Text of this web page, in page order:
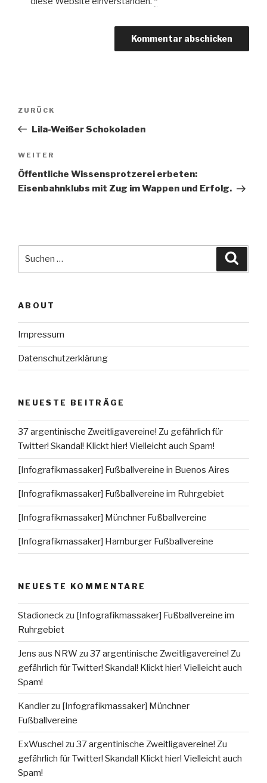
Beitragsnavigation
Vorheriger
Beitrag
ZURÜCK
Lila-Weißer Schokoladen
Nächster
Beitrag
WEITER
Öffentliche Wissensprotzerei erbeten:
Eisenbahnklubs mit Zug im Wappen und Erfolg.
ABOUT
Impressum
Datenschutzerklärung
NEUESTE BEITRÄGE
37 argentinische Zweitligavereine! Zu gefährlich für
Twitter! Skandal! Klickt hier! Vielleicht auch Spam!
[Infografikmassaker] Fußballvereine in Buenos Aires
[Infografikmassaker] Fußballvereine im Ruhrgebiet
[Infografikmassaker] Münchner Fußballvereine
[Infografikmassaker] Hamburger Fußballvereine
NEUESTE KOMMENTARE
Stadioneckzu [Infografikmassaker] Fußballvereine im
Ruhrgebiet
Jens aus NRW zu 37 argentinische Zweitligavereine! Zu
gefährlich für Twitter! Skandal! Klickt hier! Vielleicht auch
Spam!
Kandlerzu [Infografikmassaker] Münchner
Fußballvereine
ExWuschel zu 37 argentinische Zweitligavereine! Zu
gefährlich für Twitter! Skandal! Klickt hier! Vielleicht auch
Spam!